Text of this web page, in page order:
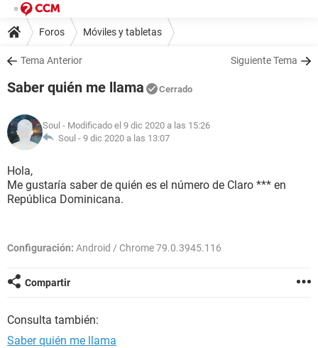
Foros Móviles y tabletas
Tema Anterior Siguiente Tema
Saber quién me llama Cerrado
Soul - Modificado el 9 dic 2020 a las 15:26
Soul - 9 dic 2020 a las 13:07
Hola,
Me gustaría saber de quién es el número de Claro *** en
República Dominicana.
Configuración: Android / Chrome 79.0.3945.116
Compartir
Consulta también:
Saber quién me llama